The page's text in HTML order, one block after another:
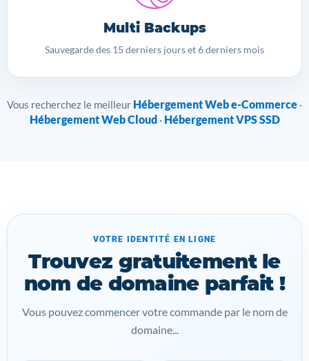
Multi Backups
Sauvegarde des 15 derniers jours et 6 derniers mois
Vous recherchez le meilleur Hébergement Web e-Commerce ·
Hébergement Web Cloud · Hébergement VPS SSD
VOTRE IDENTITÉ EN LIGNE
Trouvez gratuitement le
nom de domaine parfait !
Vous pouvez commencer votre commande par le nom de
domaine...